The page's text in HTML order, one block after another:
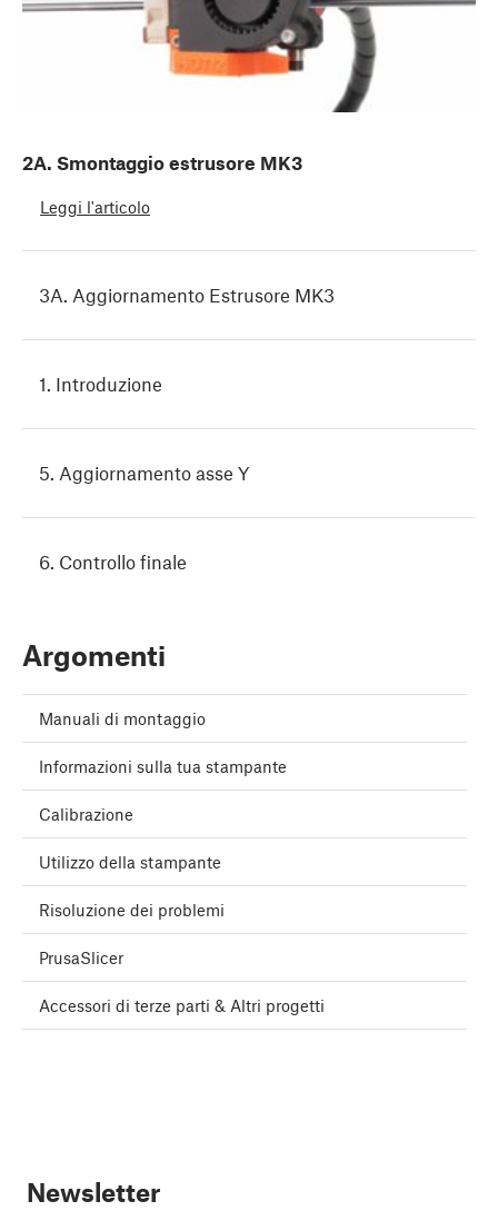
2A. Smontaggio estrusore MK3
Leggi l'articolo
3A. Aggiornamento Estrusore MK3
1. Introduzione
5. Aggiornamento asse Y
6. Controllo finale
Argomenti
Manuali di montaggio
Informazioni sulla tua stampante
Calibrazione
Utilizzo della stampante
Risoluzione dei problemi
PrusaSlicer
Accessori di terze parti & Altri progetti
Newsletter